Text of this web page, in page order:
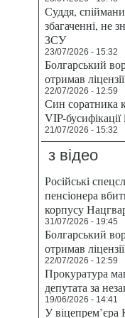
Суддя,
збагаченні, не
ЗСУ
23/07/2026 - 15:32
Болгарський
отримав
22/07/2026 - 12:59
Син соратника
VIP-
21/07/2026 - 15:32
з відео
Російські
пенсіонера
корпусу
31/07/2026 - 19:45
Болгарський
отримав
22/07/2026 - 12:59
Прокуратура
депутата за
19/06/2026 - 14:41
У віцепрем’єра